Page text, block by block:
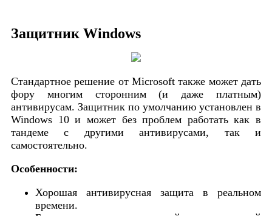
Защитник Windows
Стандартное решение от Microsoft также может дать
фору многим сторонним (и даже платным)
антивирусам. Защитник по умолчанию установлен в
Windows 10 и может без проблем работать как в
тандеме с другими антивирусами, так и
самостоятельно.
Особенности:
Хорошая антивирусная защита в реальном
времени.